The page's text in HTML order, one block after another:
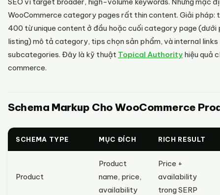
WooCommerce category pages rất thin content. Giải pháp:
400 từ unique content ở đầu hoặc cuối category page (dưới
listing) mô tả category, tips chọn sản phẩm, và internal links
subcategories. Đây là kỹ thuật Topical Authority hiệu quả
commerce.
Schema Markup Cho WooCommerce
SCHEMA TYPE MỤC ĐÍCH RICH RESULT
Product
Product
name, price,
availability
Price +
availability
trong SERP